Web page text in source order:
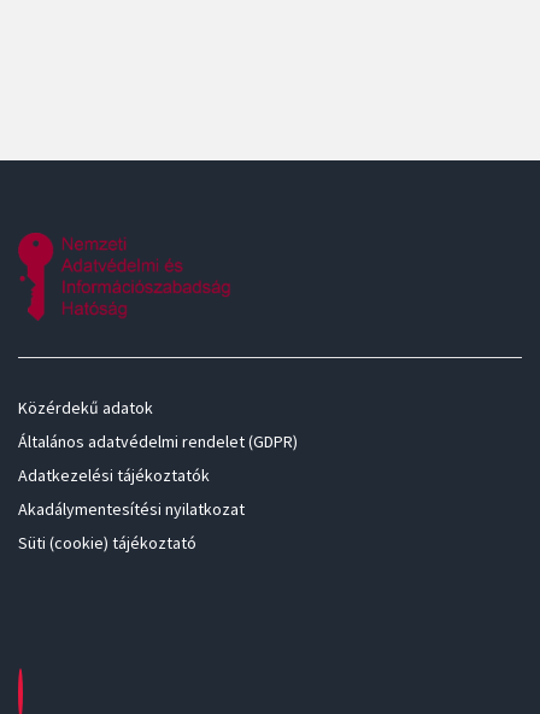
Közérdekű adatok
Általános adatvédelmi rendelet (GDPR)
Adatkezelési tájékoztatók
Akadálymentesítési nyilatkozat
Süti (cookie) tájékoztató